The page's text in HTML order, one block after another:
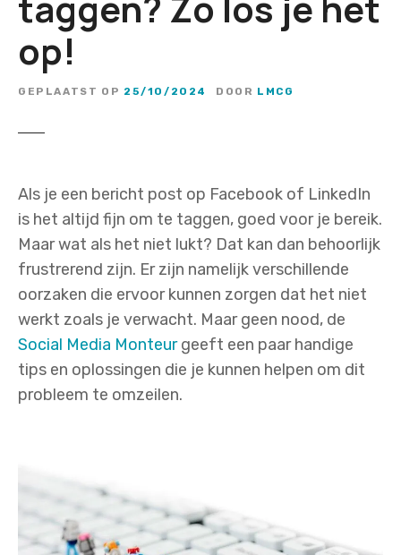
op!
GEPLAATST OP 25/10/2024 DOOR LMCG
Als je een bericht post op Facebook of LinkedIn
is het altijd fijn om te taggen, goed voor je bereik.
Maar wat als het niet lukt? Dat kan dan behoorlijk
frustrerend zijn. Er zijn namelijk verschillende
oorzaken die ervoor kunnen zorgen dat het niet
werkt zoals je verwacht. Maar geen nood, de
Social Media Monteurgeeft een paar handige
tips en oplossingen die je kunnen helpen om dit
probleem te omzeilen.